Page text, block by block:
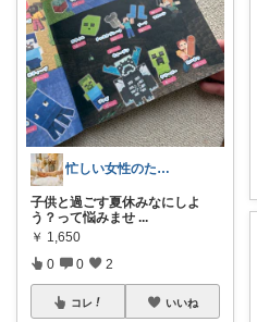
忙しい女性のための**ROOM🕊️🌿
子供と過ごす夏休みなにしよ
う？って悩みませ ...
￥ 1,650
0 0 2
コレ いいね